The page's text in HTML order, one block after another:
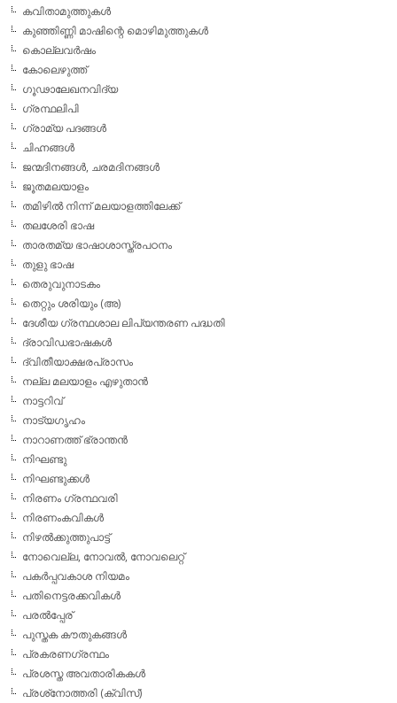
കവിതാമുത്തുകള്‍
കുഞ്ഞിണ്ണി മാഷിന്റെ മൊഴിമുത്തുകള്‍
കൊല്ലവര്‍ഷം
കോലെഴുത്ത്
ഗൂഢാലേഖനവിദ്യ
ഗ്രന്ഥലിപി
ഗ്രാമ്യ പദങ്ങള്‍
ചിഹ്നങ്ങള്‍
ജന്മദിനങ്ങള്‍, ചരമദിനങ്ങള്‍
ജൂതമലയാളം
തമിഴില്‍ നിന്ന് മലയാളത്തിലേക്ക്
തലശേരി ഭാഷ
താരതമ്യ ഭാഷാശാസ്ത്രപഠനം
തുളു ഭാഷ
തെരുവുനാടകം
തെറ്റും ശരിയും (അ)
ദേശീയ ഗ്രന്ഥശാല ലിപ്യന്തരണ പദ്ധതി
ദ്രാവിഡഭാഷകള്‍
ദ്വിതീയാക്ഷരപ്രാസം
നല്ല മലയാളം എഴുതാന്‍
നാട്ടറിവ്
നാട്യഗൃഹം
നാറാണത്ത് ഭ്രാന്തന്‍
നിഘണ്ടു
നിഘണ്ടുക്കള്‍
നിരണം ഗ്രന്ഥവരി
നിരണംകവികള്‍
നിഴല്‍ക്കുത്തുപാട്ട്
നോവെല്ല, നോവല്‍, നോവലെറ്റ്
പകര്‍പ്പവകാശ നിയമം
പതിനെട്ടരക്കവികള്‍
പരല്‍പ്പേര്
പുസ്തക കൗതുകങ്ങള്‍
പ്രകരണഗ്രന്ഥം
പ്രശസ്ത അവതാരികകള്‍
പ്രശ്‌നോത്തരി (ക്വിസ്)